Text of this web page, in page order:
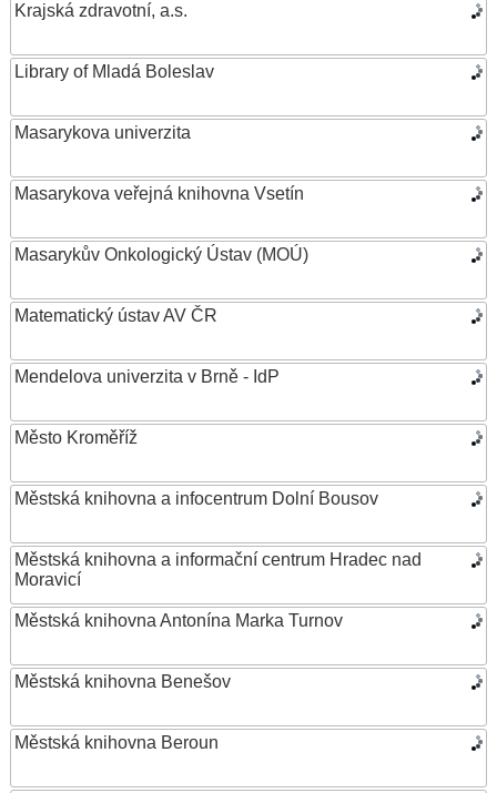
Krajská zdravotní, a.s.
Library of Mladá Boleslav
Masarykova univerzita
Masarykova veřejná knihovna Vsetín
Masarykův Onkologický Ústav (MOÚ)
Matematický ústav AV ČR
Mendelova univerzita v Brně - IdP
Město Kroměříž
Městská knihovna a infocentrum Dolní Bousov
Městská knihovna a informační centrum Hradec nad
Moravicí
Městská knihovna Antonína Marka Turnov
Městská knihovna Benešov
Městská knihovna Beroun